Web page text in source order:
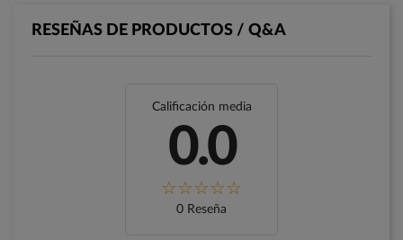
RESEÑAS DE PRODUCTOS / Q&A
Calificación media
0.0
0 Reseña